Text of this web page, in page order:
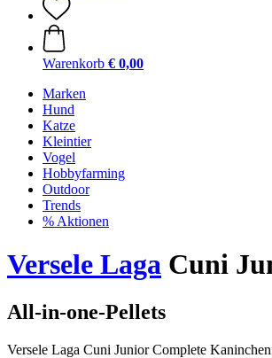
Warenkorb € 0,00
Marken
Hund
Katze
Kleintier
Vogel
Hobbyfarming
Outdoor
Trends
% Aktionen
Versele Laga Cuni
All-in-one-Pellets
Versele Laga Cuni Junior Complete